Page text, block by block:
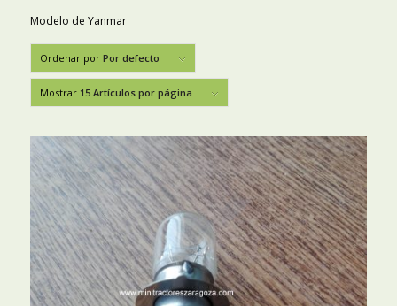
Modelo de Yanmar
Ordenar por Por defecto
Mostrar 15 Artículos por página